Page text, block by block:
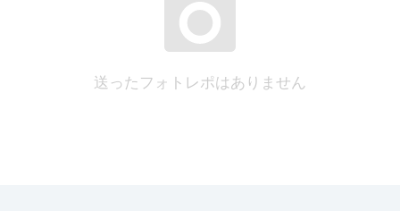
送ったフォトレポはありません